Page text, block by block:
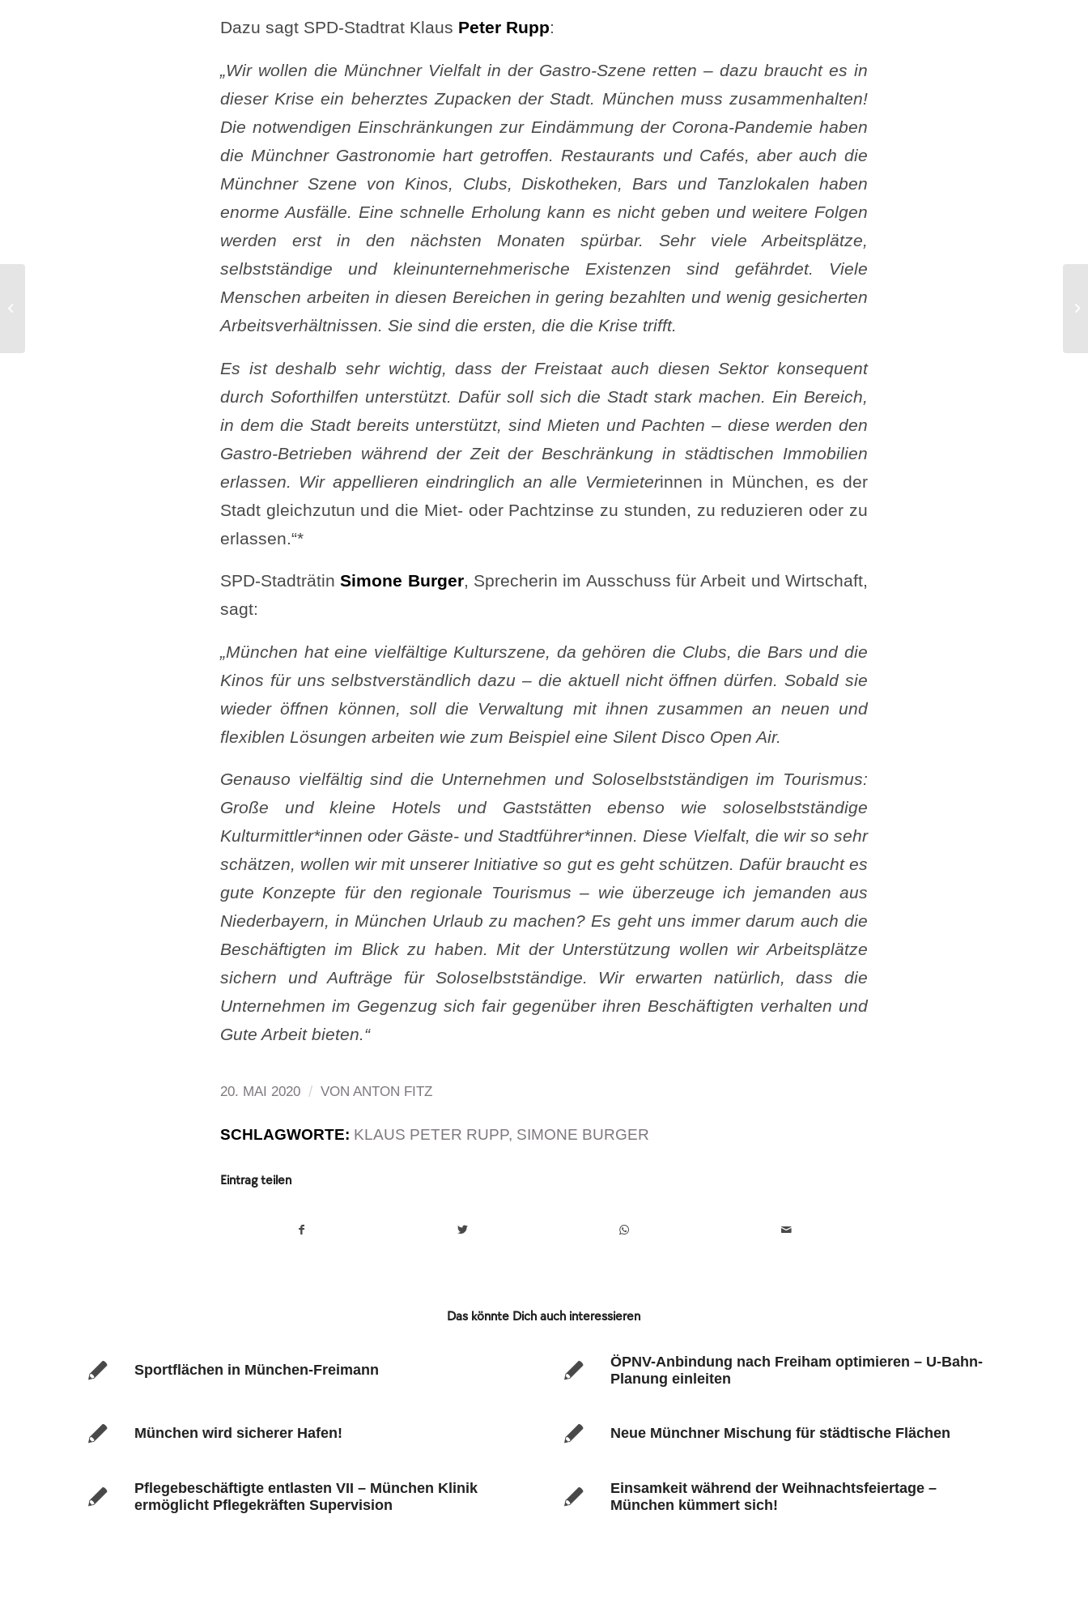
Dazu sagt SPD-Stadtrat Klaus Peter Rupp:
„Wir wollen die Münchner Vielfalt in der Gastro-Szene retten – dazu braucht es in
dieser Krise ein beherztes Zupacken der Stadt. München muss zusammenhalten!
Die notwendigen Einschränkungen zur Eindämmung der Corona-Pandemie haben
die Münchner Gastronomie hart getroffen. Restaurants und Cafés, aber auch die
Münchner Szene von Kinos, Clubs, Diskotheken, Bars und Tanzlokalen haben
enorme Ausfälle. Eine schnelle Erholung kann es nicht geben und weitere Folgen
werden erst in den nächsten Monaten spürbar. Sehr viele Arbeitsplätze,
selbstständige und kleinunternehmerische Existenzen sind gefährdet. Viele
Menschen arbeiten in diesen Bereichen in gering bezahlten und wenig gesicherten
Arbeitsverhältnissen. Sie sind die ersten, die die Krise trifft.
Es ist deshalb sehr wichtig, dass der Freistaat auch diesen Sektor konsequent
durch Soforthilfen unterstützt. Dafür soll sich die Stadt stark machen. Ein Bereich,
in dem die Stadt bereits unterstützt, sind Mieten und Pachten – diese werden den
Gastro-Betrieben während der Zeit der Beschränkung in städtischen Immobilien
erlassen. Wir appellieren eindringlich an alle Vermieterinnen in München, es der
Stadt gleichzutun und die Miet- oder Pachtzinse zu stunden, zu reduzieren oder zu
erlassen.“*
SPD-StadträtinSimone Burger, Sprecherin im Ausschuss für Arbeit und Wirtschaft,
sagt:
„München hat eine vielfältige Kulturszene, da gehören die Clubs, die Bars und die
Kinos für uns selbstverständlich dazu – die aktuell nicht öffnen dürfen. Sobald sie
wieder öffnen können, soll die Verwaltung mit ihnen zusammen an neuen und
flexiblen Lösungen arbeiten wie zum Beispiel eine Silent Disco Open Air.
Genauso vielfältig sind die Unternehmen und Soloselbstständigen im Tourismus:
Große und kleine Hotels und Gaststätten ebenso wie soloselbstständige
Kulturmittler*innen oder Gäste- und Stadtführer*innen. Diese Vielfalt, die wir so sehr
schätzen, wollen wir mit unserer Initiative so gut es geht schützen. Dafür braucht es
gute Konzepte für den regionale Tourismus – wie überzeuge ich jemanden aus
Niederbayern, in München Urlaub zu machen? Es geht uns immer darum auch die
Beschäftigten im Blick zu haben. Mit der Unterstützung wollen wir Arbeitsplätze
sichern und Aufträge für Soloselbstständige. Wir erwarten natürlich, dass die
Unternehmen im Gegenzug sich fair gegenüber ihren Beschäftigten verhalten und
Gute Arbeit bieten.“
20. MAI 2020 / VON ANTON FITZ
SCHLAGWORTE: KLAUS PETER RUPP, SIMONE BURGER
Eintrag teilen
Das könnte Dich auch interessieren
Sportflächen in München-Freimann
ÖPNV-Anbindung nach Freiham optimieren – U-Bahn-
Planung einleiten
München wird sicherer Hafen! Neue Münchner Mischung für städtische Flächen
Pflegebeschäftigte entlasten VII – München Klinik
ermöglicht Pflegekräften Supervision
Einsamkeit während der Weihnachtsfeiertage –
München kümmert sich!